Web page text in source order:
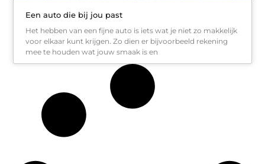
Een auto die bij jou past
Het hebben van een fijne auto is iets wat je niet zo makkelijk
voor elkaar kunt krijgen. Zo dien er bijvoorbeeld rekening
mee te houden wat jouw smaak is en